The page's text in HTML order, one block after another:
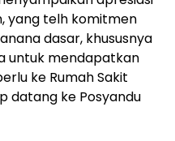
yang telh komitmen
dasar, khususnya
untuk mendapatkan
ke Rumah Sakit
datang ke Posyandu